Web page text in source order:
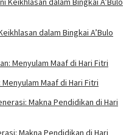
dalam Bingkai A’Bulo
Maaf di Hari Fitri
Makna Pendidikan di Hari